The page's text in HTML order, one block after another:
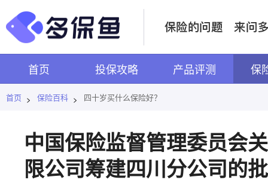
首页 投保攻略 产品评测 保
首页 > 保险百科 > 四十岁买什么保险好？
中国保险监督管理委员会
限公司筹建四川分公司的